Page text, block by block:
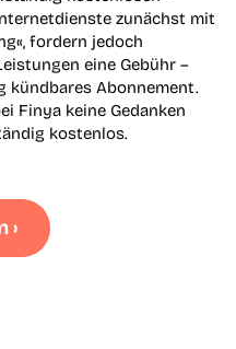
zunächst mit
fordern jedoch
eine Gebühr –
kündbares Abonnement.
Finya keine Gedanken
kostenlos.
›